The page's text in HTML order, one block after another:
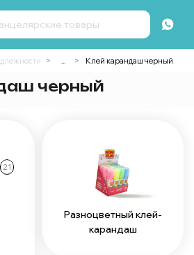
... Клей карандаш черный
черный
21
Разноцветный клей-
карандаш